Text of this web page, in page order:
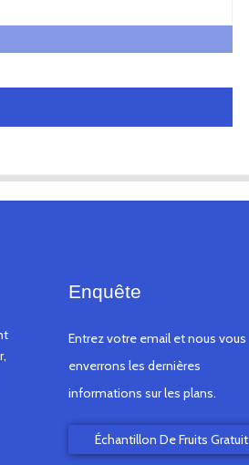
Enquête
Entrez votre email et nous vous
enverrons les dernières
informations sur les plans.
Échantillon De Fruits Gratuit